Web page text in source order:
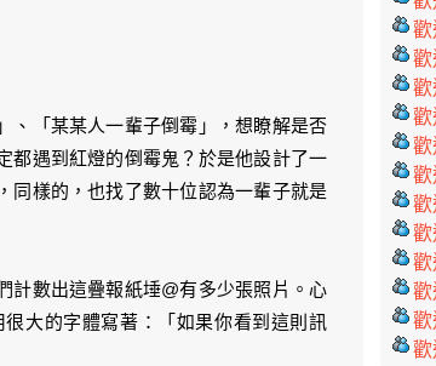
、「某某人一輩子倒霉」，想瞭解是否
都遇到紅燈的倒霉鬼？於是他設計了一
同樣的，也找了數十位認為一輩子就是
計數出這疊報紙埵@有多少張照片。心
大的字體寫著：「如果你看到這則訊
歡
歡
歡
歡
歡
歡
歡
歡
歡
歡
歡
歡